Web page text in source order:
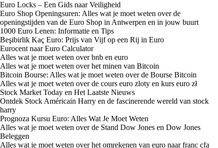
Euro Locks – Een Gids naar Veiligheid
Euro Shop Openingsuren: Alles wat je moet weten over de
openingstijden van de Euro Shop in Antwerpen en in jouw buurt
1000 Euro Lenen: Informatie en Tips
Beşibirlik Kaç Euro: Prijs van Vijf op een Rij in Euro
Eurocent naar Euro Calculator
Alles wat je moet weten over bnb en euro
Alles wat je moet weten over het minen van Bitcoin
Bitcoin Bourse: Alles wat je moet weten over de Bourse Bitcoin
Alles wat je moet weten over de cours euro zloty en kurs euro zł
Stock Market Today en Het Laatste Nieuws
Ontdek Stock Américain Harry en de fascinerende wereld van stock
harry
Prognoza Kursu Euro: Alles Wat Je Moet Weten
Alles wat je moet weten over de Stand Dow Jones en Dow Jones
Beleggen
Alles wat je moet weten over het omrekenen van euro naar franc cfa